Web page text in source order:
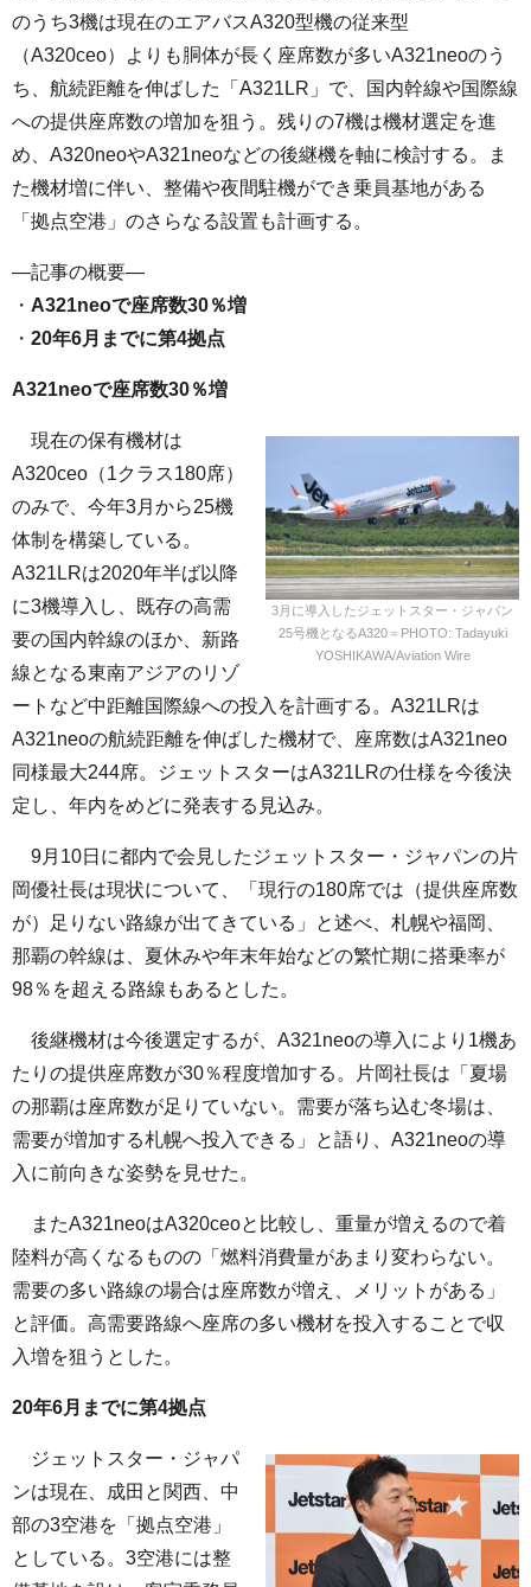
のうち3機は現在のエアバスA320型機の従来型
（A320ceo）よりも胴体が長く座席数が多いA321neoのう
ち、航続距離を伸ばした「A321LR」で、国内幹線や国際線
への提供座席数の増加を狙う。残りの7機は機材選定を進
め、A320neoやA321neoなどの後継機を軸に検討する。ま
た機材増に伴い、整備や夜間駐機ができ乗員基地がある
「拠点空港」のさらなる設置も計画する。
—記事の概要—
・ A321neoで座席数30％増
・ 20年6月までに第4拠点
A321neoで座席数30％増
3月に導入したジェットスター・ジャパン
25号機となるA320＝PHOTO: Tadayuki
YOSHIKAWA/Aviation Wire
現在の保有機材は
A320ceo（1クラス180席）
のみで、今年3月から25機
体制を構築している。
A321LRは2020年半ば以降
に3機導入し、既存の高需
要の国内幹線のほか、新路
線となる東南アジアのリゾ
ートなど中距離国際線への投入を計画する。A321LRは
A321neoの航続距離を伸ばした機材で、座席数はA321neo
同様最大244席。ジェットスターはA321LRの仕様を今後決
定し、年内をめどに発表する見込み。
9月10日に都内で会見したジェットスター・ジャパンの片
岡優社長は現状について、「現行の180席では（提供座席数
が）足りない路線が出てきている」と述べ、札幌や福岡、
那覇の幹線は、夏休みや年末年始などの繁忙期に搭乗率が
98％を超える路線もあるとした。
後継機材は今後選定するが、A321neoの導入により1機あ
たりの提供座席数が30％程度増加する。片岡社長は「夏場
の那覇は座席数が足りていない。需要が落ち込む冬場は、
需要が増加する札幌へ投入できる」と語り、A321neoの導
入に前向きな姿勢を見せた。
またA321neoはA320ceoと比較し、重量が増えるので着
陸料が高くなるものの「燃料消費量があまり変わらない。
需要の多い路線の場合は座席数が増え、メリットがある」
と評価。高需要路線へ座席の多い機材を投入することで収
入増を狙うとした。
20年6月までに第4拠点
ジェットスター・ジャパ
ンは現在、成田と関西、中
部の3空港を「拠点空港」
としている。3空港には整